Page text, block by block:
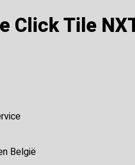
Click Tile
België